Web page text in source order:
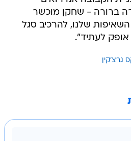
ברורה - שחקן מוכשר
שלנו, להרכיב סגל
לעתיד".
גרצ'קין